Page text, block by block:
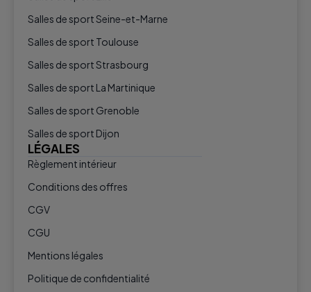
Salles de sport Seine-et-Marne
Salles de sport Toulouse
Salles de sport Strasbourg
Salles de sport La Martinique
Salles de sport Grenoble
Salles de sport Dijon
LÉGALES
Règlement intérieur
Conditions des offres
CGV
CGU
Mentions légales
Politique de confidentialité